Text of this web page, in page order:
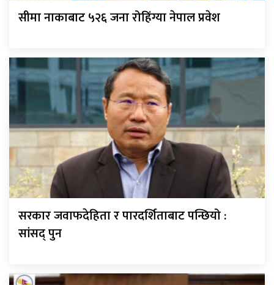
सीमा नाकाबाट ५२६ जना रोहिंग्या नेपाल प्रवेश
सरकार जवाफदेहिता र पारदर्शिताबाट पन्छियो :
सांसद् पुन